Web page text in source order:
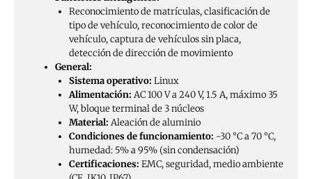
Reconocimiento de matrículas, clasificación de
tipo de vehículo, reconocimiento de color de
vehículo, captura de vehículos sin placa,
detección de dirección de movimiento
General:
Sistema operativo: Linux
Alimentación: AC 100 V a 240 V, 1.5 A, máximo 35
W, bloque terminal de 3 núcleos
Material: Aleación de aluminio
Condiciones de funcionamiento: -30 °C a 70 °C,
humedad: 5% a 95% (sin condensación)
Certificaciones: EMC, seguridad, medio ambiente